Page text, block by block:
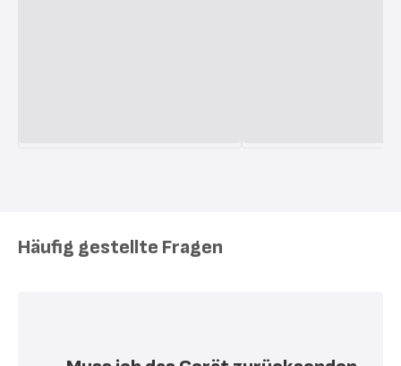
Häufig gestellte Fragen